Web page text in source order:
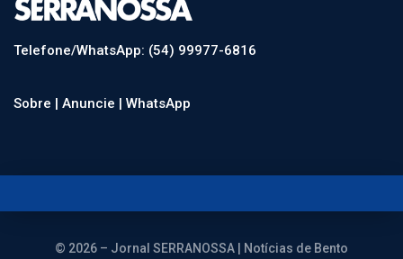
Telefone/WhatsApp: (54) 99977-6816
Sobre | Anuncie | WhatsApp
© 2026 – Jornal SERRANOSSA | Notícias de Bento